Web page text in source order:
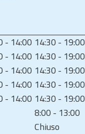
- 14:00 14:30 - 19:00
- 14:00 14:30 - 19:00
- 14:00 14:30 - 19:00
- 14:00 14:30 - 19:00
- 14:00 14:30 - 19:00
8:00 - 13:00
Chiuso